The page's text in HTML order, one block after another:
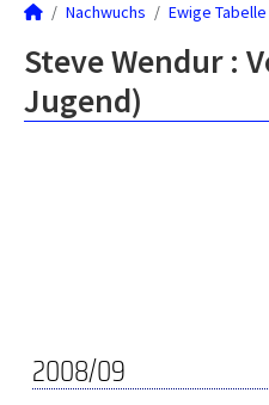
Nachwuchs Ewige Tabelle
Steve Wendur :
Jugend)
2008/09